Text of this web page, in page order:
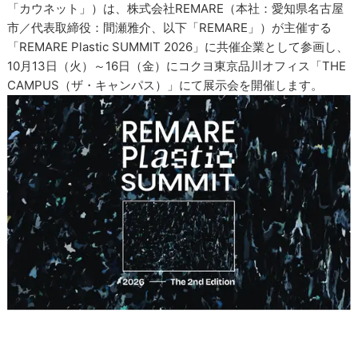
「カウネット」）は、株式会社REMARE（本社：愛知県名古屋
市／代表取締役：間瀬雅介、以下「REMARE」）が主催する
「REMARE Plastic SUMMIT 2026」に共催企業として参画し、
10月13日（火）～16日（金）にコクヨ東京品川オフィス「THE
CAMPUS（ザ・キャンパス）」にて展示会を開催します。